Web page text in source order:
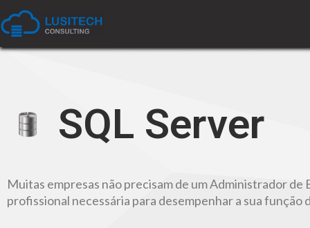
SQL Server
Muitas empresas não precisam de um Administrador de
profissional necessária para desempenhar a sua função